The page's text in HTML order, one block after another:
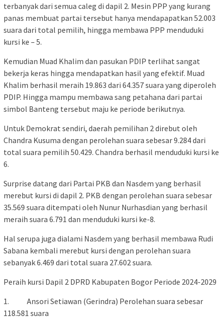
terbanyak dari semua caleg di dapil 2. Mesin PPP yang kurang
panas membuat partai tersebut hanya mendapapatkan 52.003
suara dari total pemilih, hingga membawa PPP menduduki
kursi ke – 5.
Kemudian Muad Khalim dan pasukan PDIP terlihat sangat
bekerja keras hingga mendapatkan hasil yang efektif. Muad
Khalim berhasil meraih 19.863 dari 64.357 suara yang diperoleh
PDIP. Hingga mampu membawa sang petahana dari partai
simbol Banteng tersebut maju ke periode berikutnya.
Untuk Demokrat sendiri, daerah pemilihan 2 direbut oleh
Chandra Kusuma dengan perolehan suara sebesar 9.284 dari
total suara pemilih 50.429. Chandra berhasil menduduki kursi ke
6.
Surprise datang dari Partai PKB dan Nasdem yang berhasil
merebut kursi di dapil 2. PKB dengan perolehan suara sebesar
35.569 suara ditempati oleh Nunur Nurhasdian yang berhasil
meraih suara 6.791 dan menduduki kursi ke-8.
Hal serupa juga dialami Nasdem yang berhasil membawa Rudi
Sabana kembali merebut kursi dengan perolehan suara
sebanyak 6.469 dari total suara 27.602 suara.
Peraih kursi Dapil 2 DPRD Kabupaten Bogor Periode 2024-2029
1. Ansori Setiawan (Gerindra) Perolehan suara sebesar
118.581 suara